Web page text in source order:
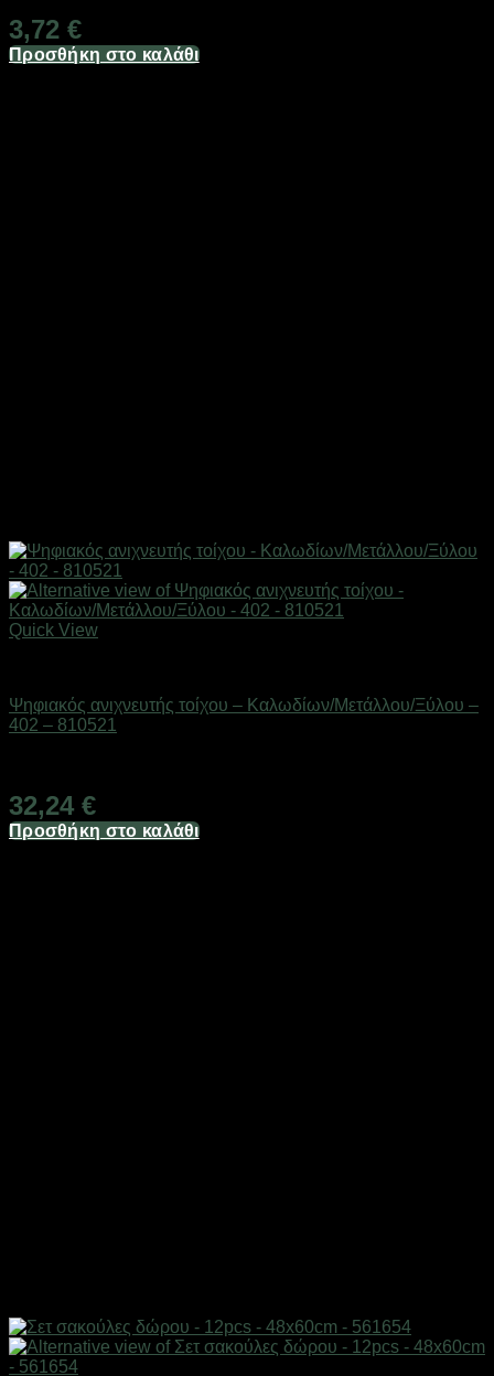
3,72 €
Προσθήκη στο καλάθι
Quick View
Ψηφιακός ανιχνευτής τοίχου – Καλωδίων/Μετάλλου/Ξύλου –
402 – 810521
32,24 €
Προσθήκη στο καλάθι